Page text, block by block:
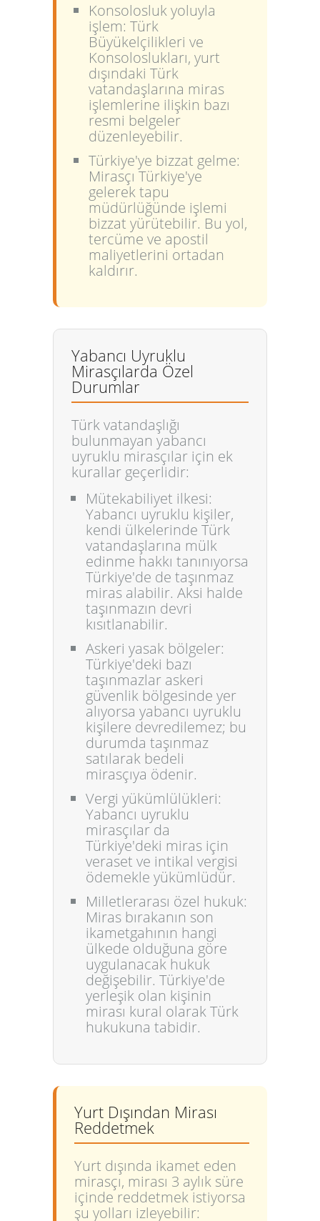
Konsolosluk yoluyla
işlem: Türk
Büyükelçilikleri ve
Konsoloslukları, yurt
dışındaki Türk
vatandaşlarına miras
işlemlerine ilişkin bazı
resmi belgeler
düzenleyebilir.
Türkiye'ye bizzat gelme:
Mirasçı Türkiye'ye
gelerek tapu
müdürlüğünde işlemi
bizzat yürütebilir. Bu yol,
tercüme ve apostil
maliyetlerini ortadan
kaldırır.
Yabancı Uyruklu
Mirasçılarda Özel
Durumlar
Türk vatandaşlığı
bulunmayan yabancı
uyruklu mirasçılar için ek
kurallar geçerlidir:
Mütekabiliyet ilkesi:
Yabancı uyruklu kişiler,
kendi ülkelerinde Türk
vatandaşlarına mülk
edinme hakkı tanınıyorsa
Türkiye'de de taşınmaz
miras alabilir. Aksi halde
taşınmazın devri
kısıtlanabilir.
Askeri yasak bölgeler:
Türkiye'deki bazı
taşınmazlar askeri
güvenlik bölgesinde yer
alıyorsa yabancı uyruklu
kişilere devredilemez; bu
durumda taşınmaz
satılarak bedeli
mirasçıya ödenir.
Vergi yükümlülükleri:
Yabancı uyruklu
mirasçılar da
Türkiye'deki miras için
veraset ve intikal vergisi
ödemekle yükümlüdür.
Milletlerarası özel hukuk:
Miras bırakanın son
ikametgahının hangi
ülkede olduğuna göre
uygulanacak hukuk
değişebilir. Türkiye'de
yerleşik olan kişinin
mirası kural olarak Türk
hukukuna tabidir.
Yurt Dışından Mirası
Reddetmek
Yurt dışında ikamet eden
mirasçı, mirası 3 aylık süre
içinde reddetmek istiyorsa
şu yolları izleyebilir: